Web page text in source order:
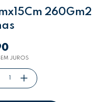
260Gm2
JUROS